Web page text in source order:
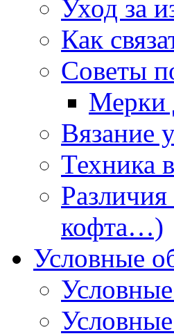
Уход за
Как
Советы
Мерки
Вязание
Техника
кофта…)
Условные